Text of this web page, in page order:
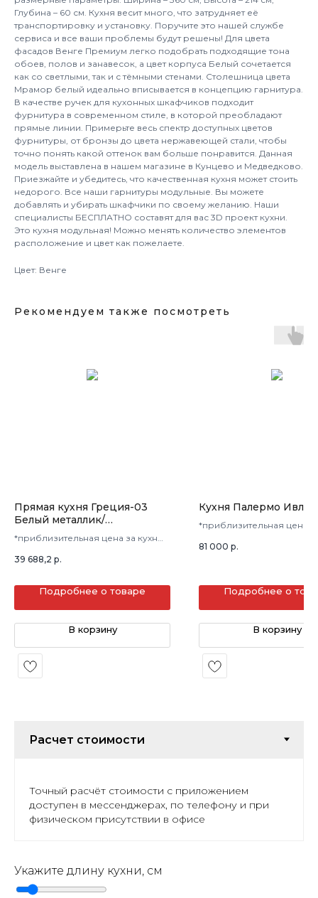
Глубина – 60 см. Кухня весит много, что затрудняет её
транспортировку и установку. Поручите это нашей службе
сервиса и все ваши проблемы будут решены! Для цвета
фасадов Венге Премиум легко подобрать подходящие тона
обоев, полов и занавесок, а цвет корпуса Белый сочетается
как со светлыми, так и с тёмными стенами. Столешница цвета
Мрамор белый идеально вписывается в концепцию гарнитура.
В качестве ручек для кухонных шкафчиков подходит
фурнитура в современном стиле, в которой преобладают
прямые линии. Примерьте весь спектр доступных цветов
фурнитуры, от бронзы до цвета нержавеющей стали, чтобы
точно понять какой оттенок вам больше понравится. Данная
модель выставлена в нашем магазине в Кунцево и Медведково.
Приезжайте и убедитесь, что качественная кухня может стоить
недорого. Все наши гарнитуры модульные. Вы можете
добавлять и убирать шкафчики по своему желанию. Наши
специалисты БЕСПЛАТНО составят для вас 3D проект кухни.
Это кухня модульная! Можно менять количество элементов
расположение и цвет как пожелаете.
Цвет: Венге
Рекомендуем также посмотреть
Прямая кухня Греция-03
Белый металлик/
Гранатовый металлик
*приблизительная цена за кухню
39 688,2 р.
Подробнее о товаре
В корзину
Кухня Палермо Ивла
*приблизительная цена
81 000 р.
Подробнее о
В корзину
Точный расчёт стоимости с приложением
доступен в мессенджерах, по телефону и при
физическом присутствии в офисе
Укажите длину кухни, см